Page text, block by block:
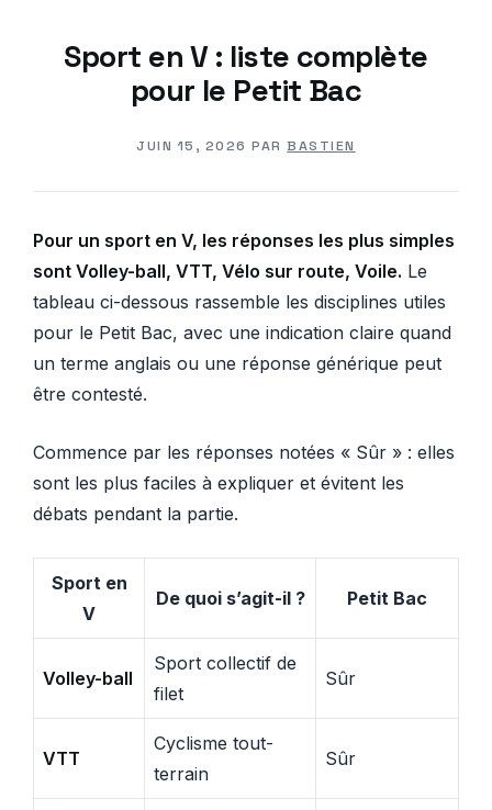
Sport en V : liste complète
pour le Petit Bac
JUIN 15, 2026 PARBASTIEN
Pour un sport en V, les réponses les plus simples
sont Volley-ball, VTT, Vélo sur route, Voile. Le
tableau ci-dessous rassemble les disciplines utiles
pour le Petit Bac, avec une indication claire quand
un terme anglais ou une réponse générique peut
être contesté.
Commence par les réponses notées « Sûr » : elles
sont les plus faciles à expliquer et évitent les
débats pendant la partie.
Sport en
V
De quoi s’agit-il ? Petit Bac
Volley-ball
Sport collectif de
filet
Sûr
VTT
Cyclisme tout-
terrain
Sûr